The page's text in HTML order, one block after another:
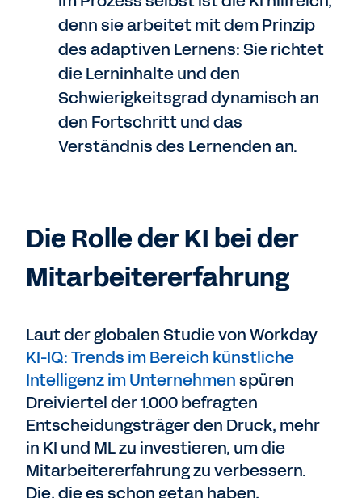
denn sie arbeitet mit dem Prinzip
des adaptiven Lernens: Sie richtet
die Lerninhalte und den
Schwierigkeitsgrad dynamisch an
den Fortschritt und das
Verständnis des Lernenden an.
Die Rolle der KI bei der
Mitarbeitererfahrung
Laut der globalen Studie von Workday
KI-IQ: Trends im Bereich künstliche
Intelligenz im Unternehmenspüren
Dreiviertel der 1.000 befragten
Entscheidungsträger den Druck, mehr
in KI und ML zu investieren, um die
Mitarbeitererfahrung zu verbessern.
Die, die es schon getan haben,